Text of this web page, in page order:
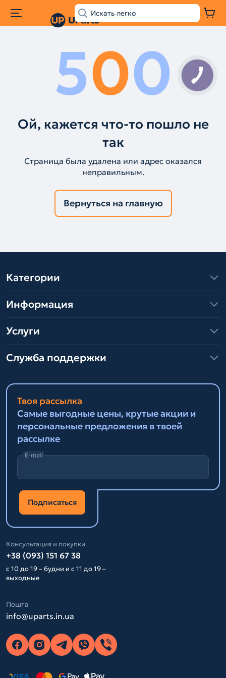
500
Ой, кажется что-то пошло не
так
Страница была удалена или адрес оказался
неправильным.
Вернуться на главную
Категории
Информация
Услуги
Служба поддержки
Твоя рассылка
Самые выгодные цены, крутые акции и
персональные предложения в твоей
рассылке
E-mail
Подписаться
Консультация и покупки
+38 (093) 151 67 38
с 10 до 19 – будни и с 11 до 19 –
выходные
Пошта
info@uparts.in.ua